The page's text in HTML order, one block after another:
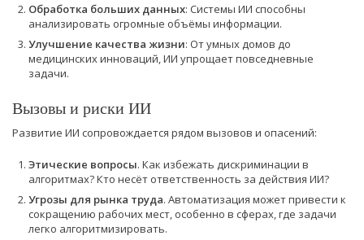
Обработка больших данных: Системы ИИ способны
анализировать огромные объёмы информации.
Улучшение качества жизни: От умных домов до
медицинских инноваций, ИИ упрощает повседневные
задачи.
Вызовы и риски ИИ
Развитие ИИ сопровождается рядом вызовов и опасений:
Этические вопросы. Как избежать дискриминации в
алгоритмах? Кто несёт ответственность за действия ИИ?
Угрозы для рынка труда. Автоматизация может привести к
сокращению рабочих мест, особенно в сферах, где задачи
легко алгоритмизировать.